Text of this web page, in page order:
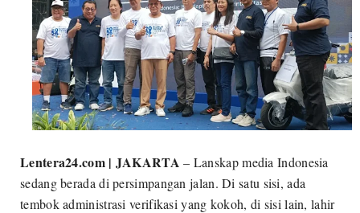
Lentera24.com | JAKARTA – Lanskap media Indonesia
sedang berada di persimpangan jalan. Di satu sisi, ada
tembok administrasi verifikasi yang kokoh, di sisi lain, lahir